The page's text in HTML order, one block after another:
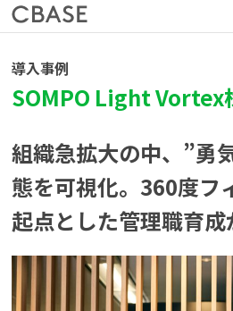
サービス
活用シーン
導入事例
セミナー情報
HRコラム
導入事例
SOMPO Light Vortex
組織急拡大の中、”勇
態を可視化。360度フ
起点とした管理職育成